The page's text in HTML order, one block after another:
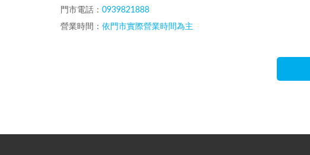
門市電話： 0939821888
營業時間： 依門市實際營業時間為主